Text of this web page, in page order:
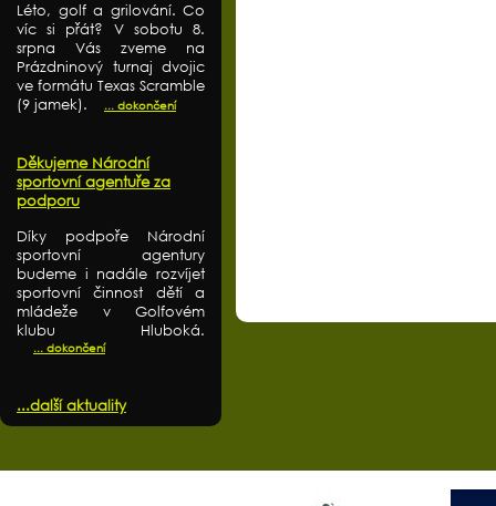
Léto, golf a grilování. Co
víc si přát? V sobotu 8.
srpna Vás zveme na
Prázdninový turnaj dvojic
ve formátu Texas Scramble
(9 jamek).
... dokončení
Děkujeme Národní
sportovní agentuře za
podporu
Díky podpoře Národní
sportovní agentury
budeme i nadále rozvíjet
sportovní činnost dětí a
mládeže v Golfovém
klubu Hluboká.
... dokončení
...další aktuality